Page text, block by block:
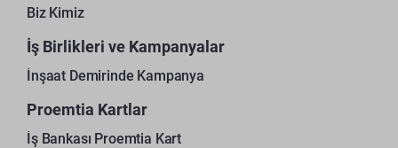
Biz Kimiz
İş Birlikleri ve Kampanyalar
İnşaat Demirinde Kampanya
Proemtia Kartlar
İş Bankası Proemtia Kart